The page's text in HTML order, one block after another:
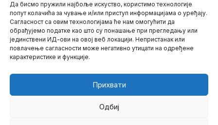
Да бисмо пружили најбоље искуство, користимо технологије
попут колачића за чување и/или приступ информацијама о уређају.
Сагласност са овим технологијама ће нам омогућити да
обрађујемо податке као што су понашање при прегледању или
јединствени ИД-ови на овој веб локацији. Непристанак или
повлачење сагласности може негативно утицати на одређене
карактеристике и функције.
Прихвати
Одбиј
Mario zna Youtube
njihov klimatski
samit: Ljudima odmah
treba zabraniti da
jedu meso, neka jedu
insekte i pasu travu
Ponovo se održava
klimatski samit, COP29,
ovog puta u Bakuu,
Francuska sprema
misiju za otvoreni
Ormuski moreuz dok
nafta skače iznad 100